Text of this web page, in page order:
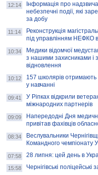
12:14
Інформація про
небезпечні події, які
за добу
11:14
Реконструкція
під управлінням НЕФКО
10:34
Медики відомчої
з нашими захисниками і
відновлення
10:12
157 школярів отримають
у навчанні
09:41
У Ріпках відкрили
міжнародних партнерів
09:09
Напередодні Дня
привітав фахівців
08:34
Веслувальники
Командного чемпіонату
07:58 28 липня: цей день в
15:58 Чернігівські